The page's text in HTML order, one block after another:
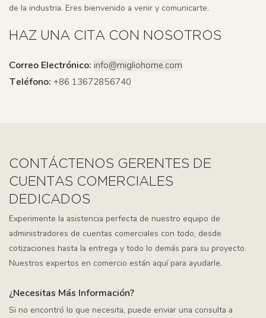
de la industria. Eres bienvenido a venir y comunicarte.
HAZ UNA CITA CON NOSOTROS
Correo Electrónico: info@migliohome.com
Teléfono: +86 13672856740
CONTÁCTENOS GERENTES DE
CUENTAS COMERCIALES
DEDICADOS
Experimente la asistencia perfecta de nuestro equipo de
administradores de cuentas comerciales con todo, desde
cotizaciones hasta la entrega y todo lo demás para su proyecto.
Nuestros expertos en comercio están aquí para ayudarle.
¿Necesitas Más Información?
Si no encontró lo que necesita, puede enviar una consulta a